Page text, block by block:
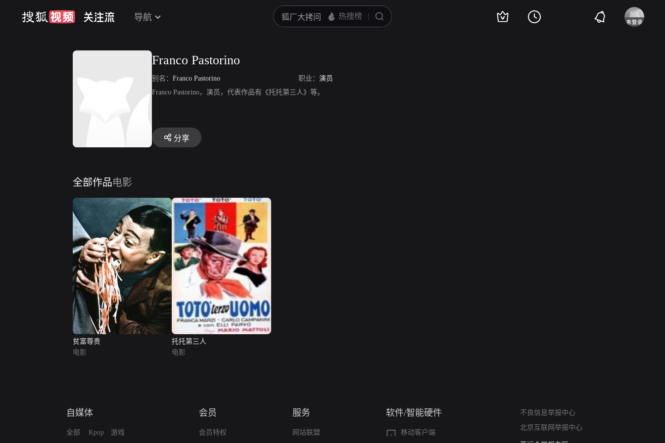
导航
Franco Pastorino
别名： Franco Pastorino 职业： 演员
Franco Pastorino，演员，代表作品有《托托第三人》等。
分享
全部作品电影
贫富尊贵
电影
托托第三人
电影
自媒体
全部 Kpop 游戏
会员
会员特权
服务
网站联盟
软件/智能硬件
移动客户端
不良信息举报中心
北京互联网举报中心
算法推荐专项举报